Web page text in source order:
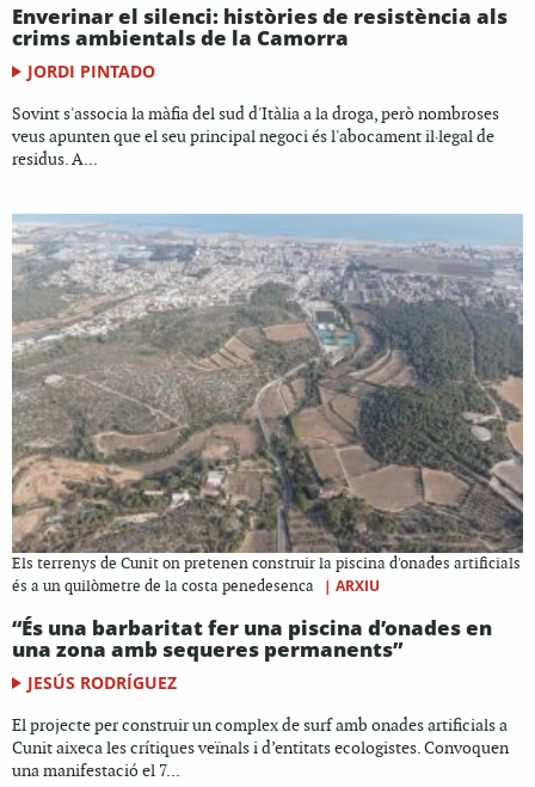
Enverinar el silenci: històries de resistència als
crims ambientals de la Camorra
JORDI PINTADO
Sovint s'associa la màfia del sud d'Itàlia a la droga, però nombroses
veus apunten que el seu principal negoci és l'abocament il·legal de
residus. A...
Els terrenys de Cunit on pretenen construir la piscina d'onades artificials
és a un quilòmetre de la costa penedesenca
| ARXIU
“És una barbaritat fer una piscina d’onades en
una zona amb sequeres permanents”
JESÚS RODRÍGUEZ
El projecte per construir un complex de surf amb onades artificials a
Cunit aixeca les crítiques veïnals i d’entitats ecologistes. Convoquen
una manifestació el 7...